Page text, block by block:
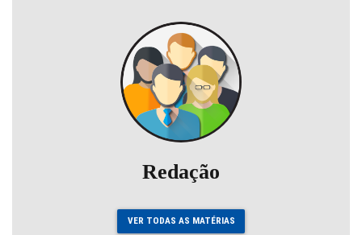
Redação
VER TODAS AS MATÉRIAS